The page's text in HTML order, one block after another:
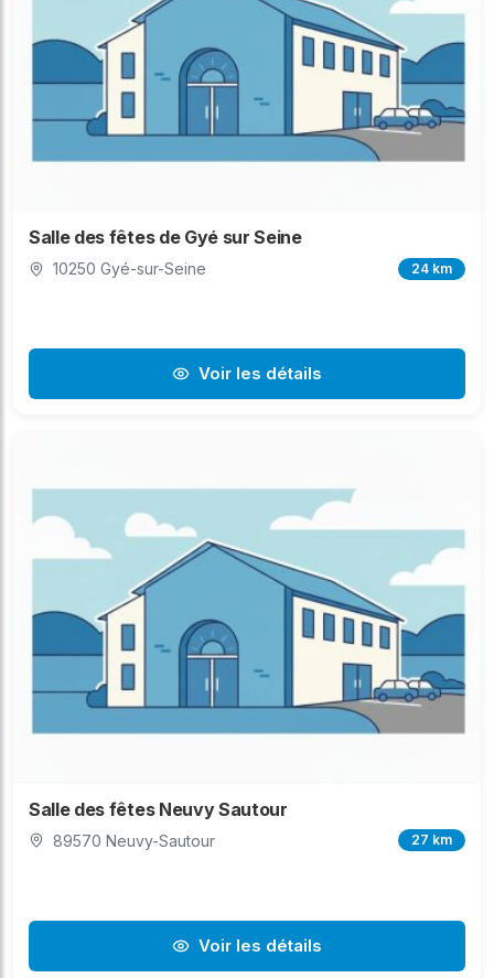
Salle des fêtes de Gyé sur Seine
10250 Gyé-sur-Seine 24 km
Voir les détails
Salle des fêtes Neuvy Sautour
89570 Neuvy-Sautour 27 km
Voir les détails